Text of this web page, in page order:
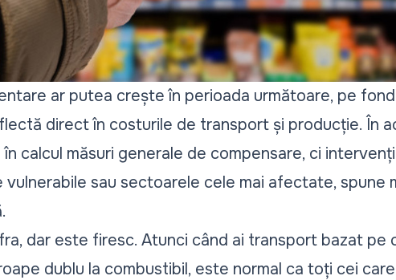
ar putea crește în perioada următoare, pe
direct în costurile de transport și producție. În
calcul măsuri generale de compensare, ci
sau sectoarele cele mai afectate, spune
dar este firesc. Atunci când ai transport bazat pe
dublu la combustibil, este normal ca toți cei